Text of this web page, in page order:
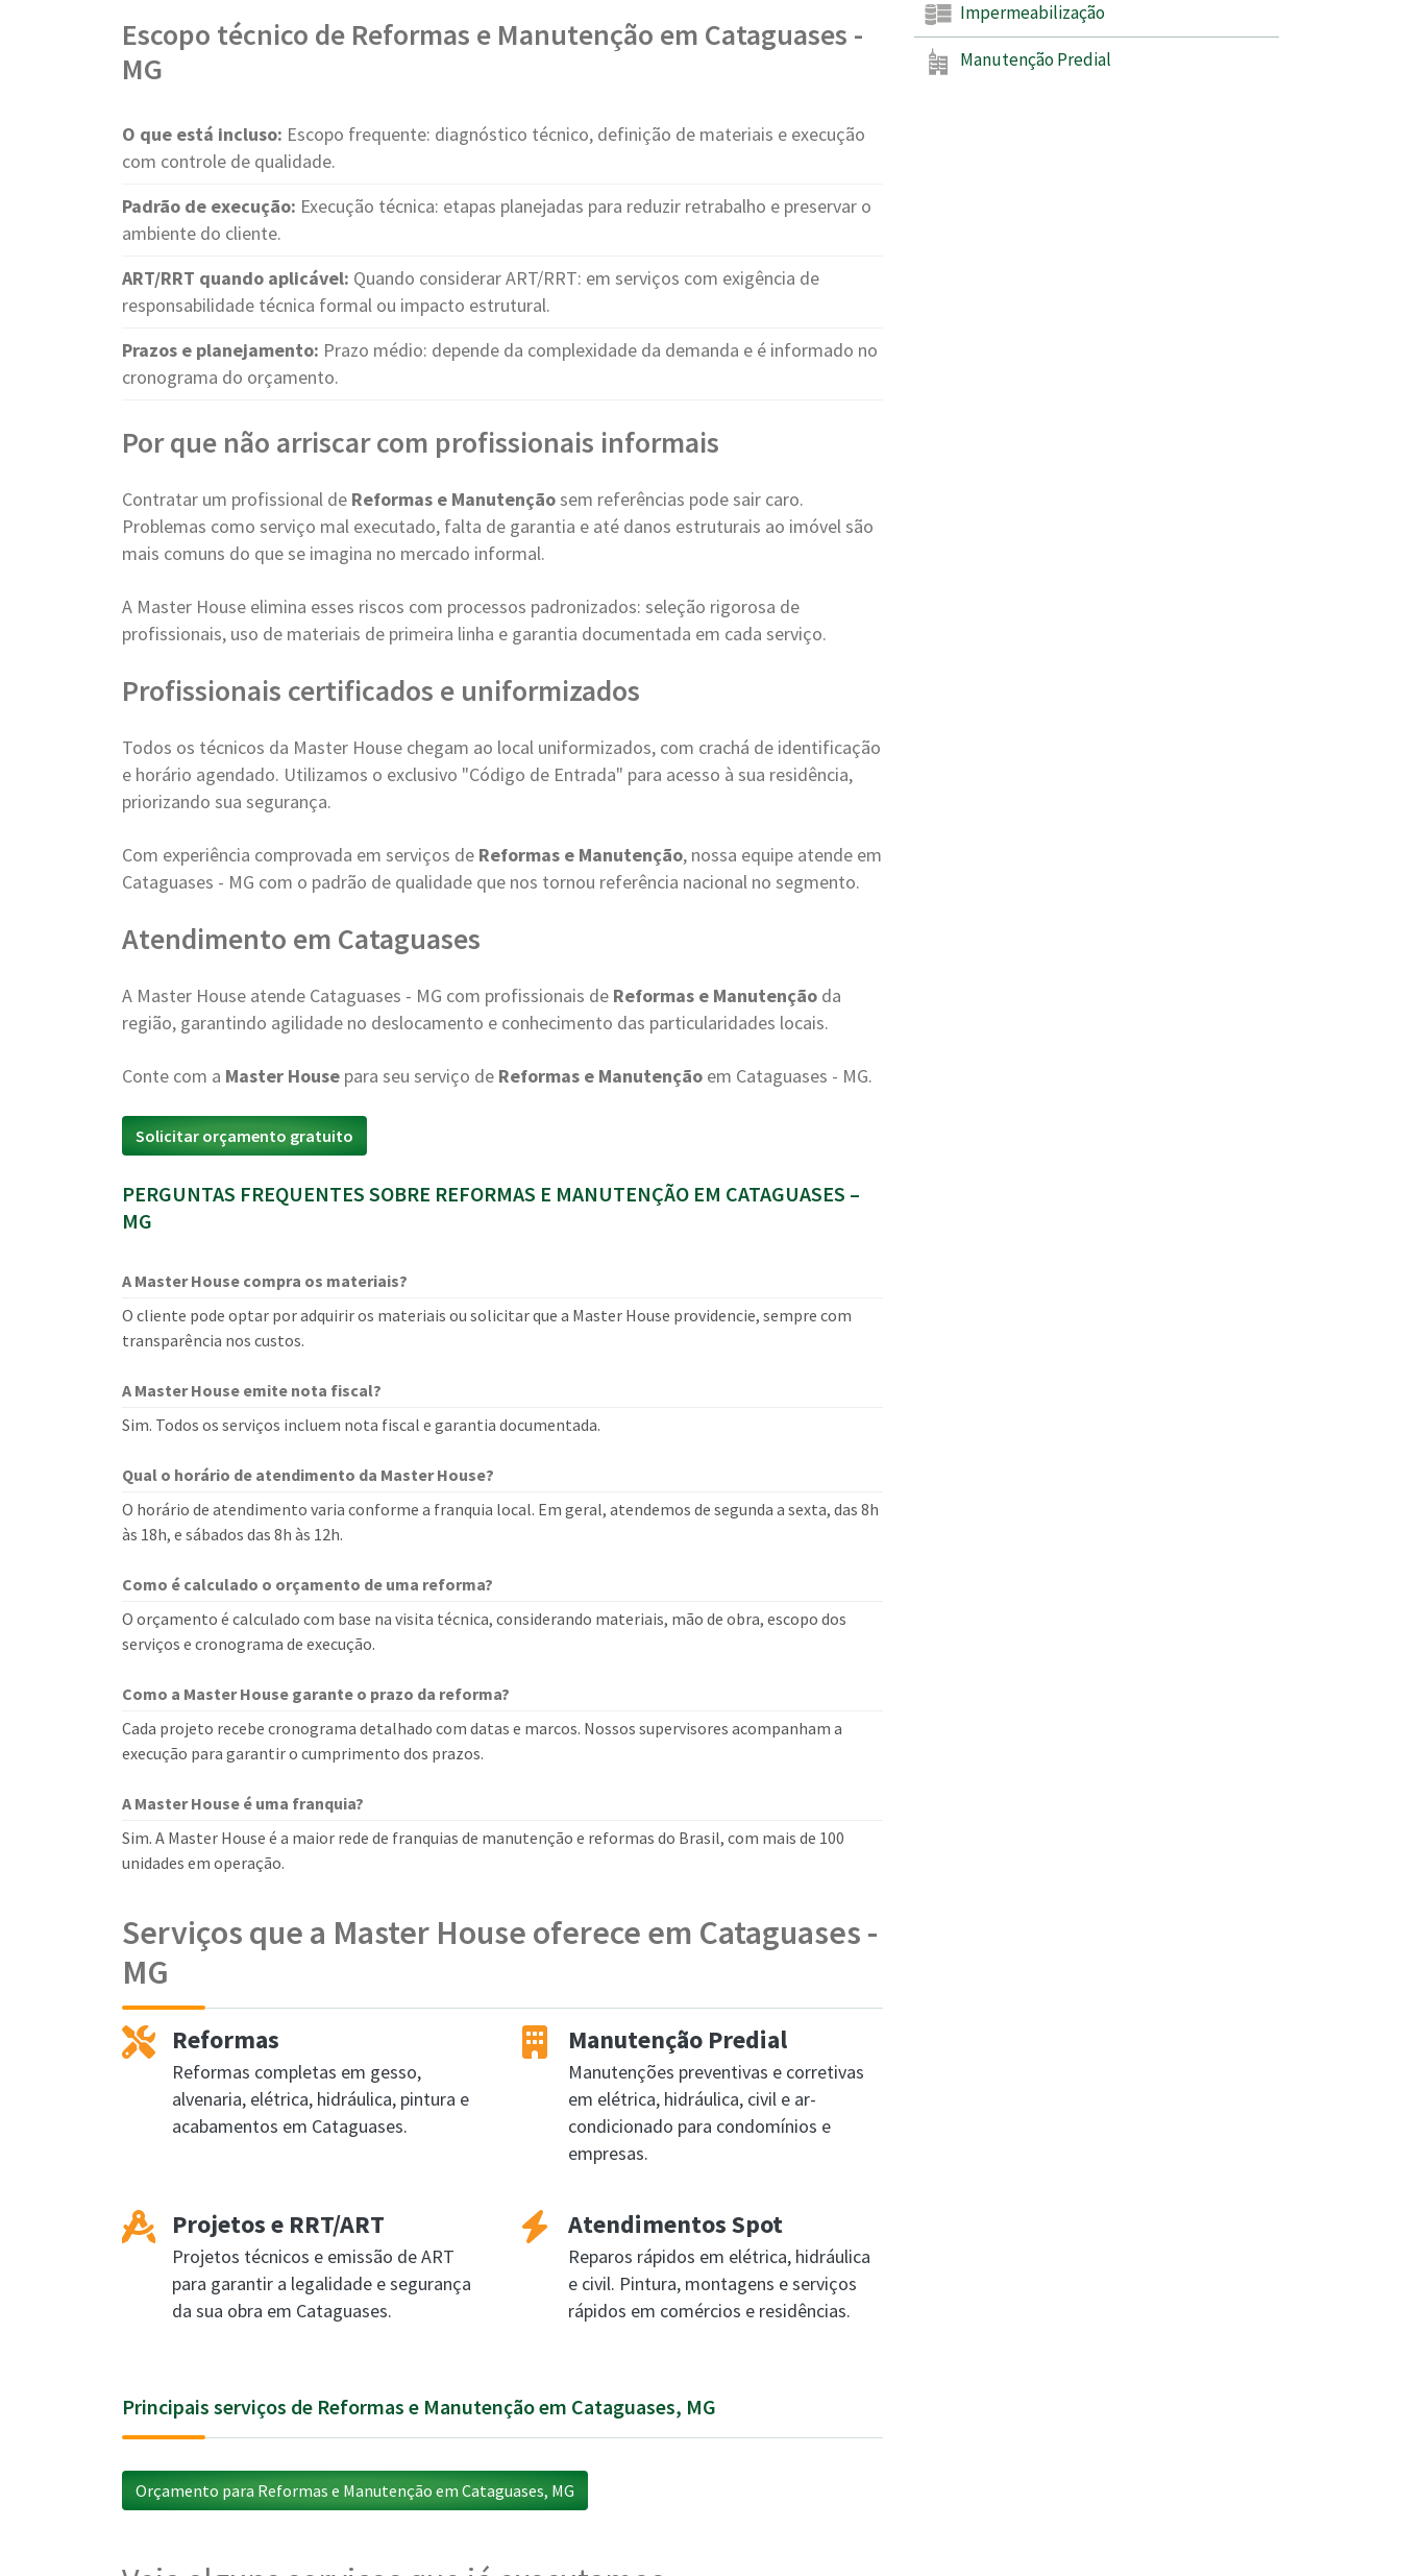
Escopo técnico de Reformas e Manutenção em Cataguases -
MG
O que está incluso: Escopo frequente: diagnóstico técnico, definição de materiais e execução
com controle de qualidade.
Padrão de execução: Execução técnica: etapas planejadas para reduzir retrabalho e preservar o
ambiente do cliente.
ART/RRT quando aplicável: Quando considerar ART/RRT: em serviços com exigência de
responsabilidade técnica formal ou impacto estrutural.
Prazos e planejamento: Prazo médio: depende da complexidade da demanda e é informado no
cronograma do orçamento.
Por que não arriscar com profissionais informais
Contratar um profissional de Reformas e Manutençãosem referências pode sair caro.
Problemas como serviço mal executado, falta de garantia e até danos estruturais ao imóvel são
mais comuns do que se imagina no mercado informal.
A Master House elimina esses riscos com processos padronizados: seleção rigorosa de
profissionais, uso de materiais de primeira linha e garantia documentada em cada serviço.
Profissionais certificados e uniformizados
Todos os técnicos da Master House chegam ao local uniformizados, com crachá de identificação
e horário agendado. Utilizamos o exclusivo "Código de Entrada" para acesso à sua residência,
priorizando sua segurança.
Com experiência comprovada em serviços de Reformas e Manutenção, nossa equipe atende em
Cataguases - MG com o padrão de qualidade que nos tornou referência nacional no segmento.
Atendimento em Cataguases
A Master House atende Cataguases - MG com profissionais de Reformas e Manutenção da
região, garantindo agilidade no deslocamento e conhecimento das particularidades locais.
Conte com a Master House para seu serviço de Reformas e Manutenção em Cataguases - MG.
Solicitar orçamento gratuito
PERGUNTAS FREQUENTES SOBRE REFORMAS E MANUTENÇÃO EM CATAGUASES –
MG
A Master House compra os materiais?
O cliente pode optar por adquirir os materiais ou solicitar que a Master House providencie, sempre com
transparência nos custos.
A Master House emite nota fiscal?
Sim. Todos os serviços incluem nota fiscal e garantia documentada.
Qual o horário de atendimento da Master House?
O horário de atendimento varia conforme a franquia local. Em geral, atendemos de segunda a sexta, das 8h
às 18h, e sábados das 8h às 12h.
Como é calculado o orçamento de uma reforma?
O orçamento é calculado com base na visita técnica, considerando materiais, mão de obra, escopo dos
serviços e cronograma de execução.
Como a Master House garante o prazo da reforma?
Cada projeto recebe cronograma detalhado com datas e marcos. Nossos supervisores acompanham a
execução para garantir o cumprimento dos prazos.
A Master House é uma franquia?
Sim. A Master House é a maior rede de franquias de manutenção e reformas do Brasil, com mais de 100
unidades em operação.
Serviços que a Master House oferece em Cataguases -
MG
Reformas
Reformas completas em gesso,
alvenaria, elétrica, hidráulica, pintura e
acabamentos em Cataguases.
Manutenção Predial
Manutenções preventivas e corretivas
em elétrica, hidráulica, civil e ar-
condicionado para condomínios e
empresas.
Projetos e RRT/ART
Projetos técnicos e emissão de ART
para garantir a legalidade e segurança
da sua obra em Cataguases.
Atendimentos Spot
Reparos rápidos em elétrica, hidráulica
e civil. Pintura, montagens e serviços
rápidos em comércios e residências.
Principais serviços de Reformas e Manutenção em Cataguases, MG
Orçamento para Reformas e Manutenção em Cataguases, MG
Impermeabilização
Manutenção Predial